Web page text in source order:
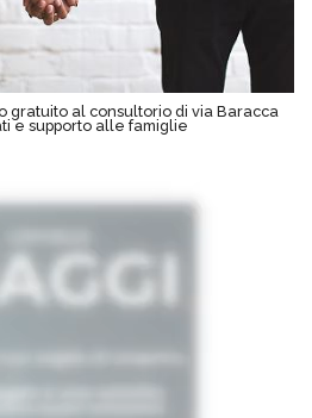
gratuito al consultorio di via Baracca
e supporto alle famiglie